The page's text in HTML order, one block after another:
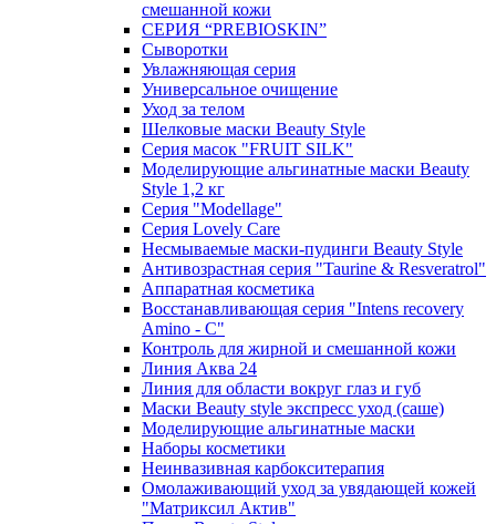
смешанной кожи
СЕРИЯ “PREBIOSKIN”
Сыворотки
Увлажняющая серия
Универсальное очищение
Уход за телом
Шелковые маски Beauty Style
Серия масок "FRUIT SILK"
Моделирующие альгинатные маски Beauty
Style 1,2 кг
Серия "Modellage"
Cерия Lovely Care
Несмываемые маски-пудинги Beauty Style
Антивозрастная серия "Taurine & Resveratrol"
Аппаратная косметика
Восстанавливающая серия "Intens recovery
Amino - C"
Контроль для жирной и смешанной кожи
Линия Аква 24
Линия для области вокруг глаз и губ
Маски Beauty style экспресс уход (саше)
Моделирующие альгинатные маски
Наборы косметики
Неинвазивная карбокситерапия
Омолаживающий уход за увядающей кожей
"Матриксил Актив"